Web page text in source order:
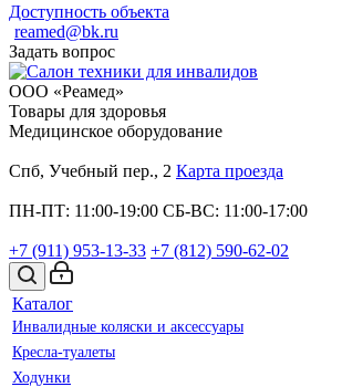
Доступность объекта
reamed@bk.ru
Задать вопрос
ООО «Реамед»
Товары для здоровья
Медицинское оборудование
Спб, Учебный пер., 2 Карта проезда
ПН-ПТ: 11:00-19:00 СБ-ВС: 11:00-17:00
+7 (911) 953-13-33 +7 (812) 590-62-02
Каталог
Инвалидные коляски и аксессуары
Кресла-туалеты
Ходунки